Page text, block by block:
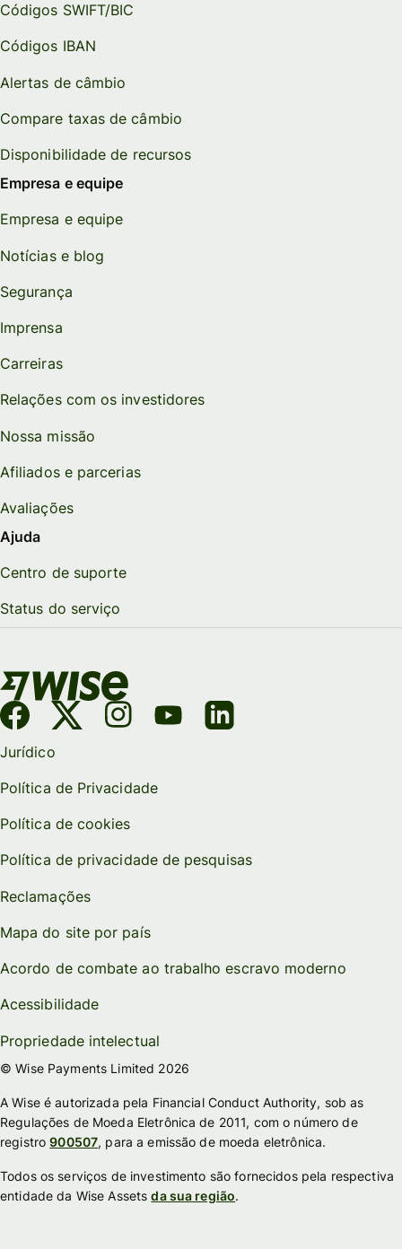
Códigos SWIFT/BIC
Códigos IBAN
Alertas de câmbio
Compare taxas de câmbio
Disponibilidade de recursos
Empresa e equipe
Empresa e equipe
Notícias e blog
Segurança
Imprensa
Carreiras
Relações com os investidores
Nossa missão
Afiliados e parcerias
Avaliações
Ajuda
Centro de suporte
Status do serviço
Jurídico
Política de Privacidade
Política de cookies
Política de privacidade de pesquisas
Reclamações
Mapa do site por país
Acordo de combate ao trabalho escravo moderno
Acessibilidade
Propriedade intelectual
© Wise Payments Limited 2026
A Wise é autorizada pela Financial Conduct Authority, sob as
Regulações de Moeda Eletrônica de 2011, com o número de
registro900507, para a emissão de moeda eletrônica.
Todos os serviços de investimento são fornecidos pela respectiva
entidade da Wise Assetsda sua região.